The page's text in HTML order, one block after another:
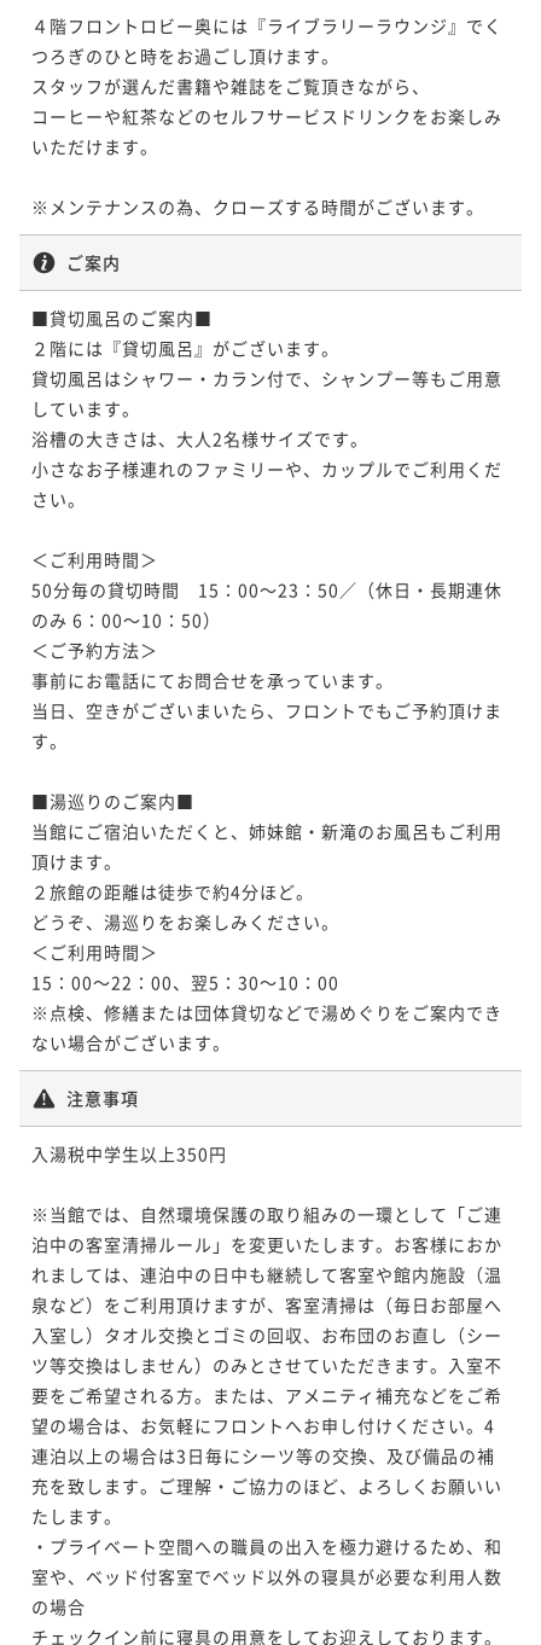
４階フロントロビー奥には『ライブラリーラウンジ』でく
つろぎのひと時をお過ごし頂けます。
スタッフが選んだ書籍や雑誌をご覧頂きながら、
コーヒーや紅茶などのセルフサービスドリンクをお楽しみ
いただけます。
※メンテナンスの為、クローズする時間がございます。
ご案内
■貸切風呂のご案内■
２階には『貸切風呂』がございます。
貸切風呂はシャワー・カラン付で、シャンプー等もご用意
しています。
浴槽の大きさは、大人2名様サイズです。
小さなお子様連れのファミリーや、カップルでご利用くだ
さい。
＜ご利用時間＞
50分毎の貸切時間　15：00～23：50／（休日・長期連休
のみ 6：00～10：50）
＜ご予約方法＞
事前にお電話にてお問合せを承っています。
当日、空きがございまいたら、フロントでもご予約頂けま
す。
■湯巡りのご案内■
当館にご宿泊いただくと、姉妹館・新滝のお風呂もご利用
頂けます。
２旅館の距離は徒歩で約4分ほど。
どうぞ、湯巡りをお楽しみください。
＜ご利用時間＞
15：00～22：00、翌5：30～10：00
※点検、修繕または団体貸切などで湯めぐりをご案内でき
ない場合がございます。
注意事項
入湯税中学生以上350円
※当館では、自然環境保護の取り組みの一環として「ご連
泊中の客室清掃ルール」を変更いたします。お客様におか
れましては、連泊中の日中も継続して客室や館内施設（温
泉など）をご利用頂けますが、客室清掃は（毎日お部屋へ
入室し）タオル交換とゴミの回収、お布団のお直し（シー
ツ等交換はしません）のみとさせていただきます。入室不
要をご希望される方。または、アメニティ補充などをご希
望の場合は、お気軽にフロントへお申し付けください。4
連泊以上の場合は3日毎にシーツ等の交換、及び備品の補
充を致します。ご理解・ご協力のほど、よろしくお願いい
たします。
・プライベート空間への職員の出入を極力避けるため、和
室や、ベッド付客室でベッド以外の寝具が必要な利用人数
の場合
チェックイン前に寝具の用意をしてお迎えしております。